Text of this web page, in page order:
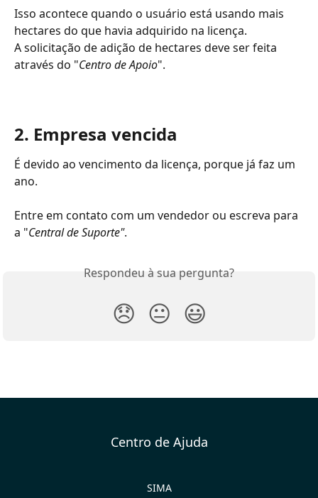
Isso acontece quando o usuário está usando mais
hectares do que havia adquirido na licença.
A solicitação de adição de hectares deve ser feita
através do "Centro de Apoio".
2. Empresa vencida
É devido ao vencimento da licença, porque já faz um
ano.
Entre em contato com um vendedor ou escreva para
a "Central de Suporte".
Respondeu à sua pergunta?
😞 😐 😃
Centro de Ajuda
SIMA